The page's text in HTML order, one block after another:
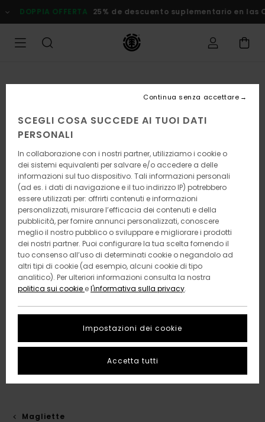
alle
informazioni
prodotto
DOPPIA OFFERTA 25% de descuento suplementario en las
Magliette
SCEGLI COSA SUCCEDE AI TUOI DATI
PERSONALI
In collaborazione con i nostri partner, utilizziamo i cookie o
dei sistemi equivalenti per salvare e/o accedere a delle
informazioni sul tuo dispositivo. Tali informazioni personali
(ad es. i dati di navigazione e il tuo indirizzo IP) potrebbero
essere utilizzati per: offrirti contenuti e informazioni
personalizzati, misurare l’efficacia dei contenuti e della
pubblicità, per fornire annunci personalizzati, conoscere
meglio il nostro pubblico o sviluppare e migliorare i prodotti
dei nostri partner. Puoi configurare la tua scelta fornendo il
tuo consenso all’uso di determinati cookie o negandolo ad
altri tipi di cookie (ad esempio, alcuni cookie di tipo
analitico). Per ulteriori informazioni consulta la nostra
politica sui cookie el'informativa sulla privacy.
Impostazioni dei cookie
Continua senza accettare
Accetta tutti